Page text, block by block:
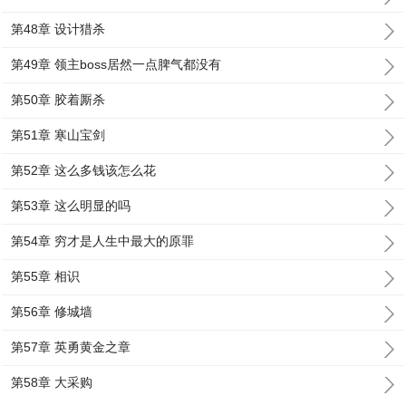
第48章 设计猎杀
第49章 领主boss居然一点脾气都没有
第50章 胶着厮杀
第51章 寒山宝剑
第52章 这么多钱该怎么花
第53章 这么明显的吗
第54章 穷才是人生中最大的原罪
第55章 相识
第56章 修城墙
第57章 英勇黄金之章
第58章 大采购